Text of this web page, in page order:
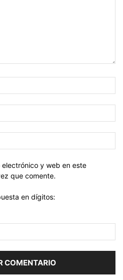
y web en este
que comente.
en dígitos: